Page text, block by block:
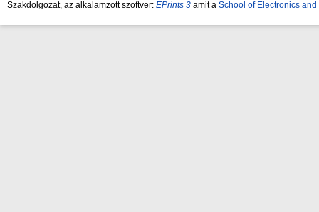
Szakdolgozat, az alkalamzott szoftver: EPrints 3 amit a School of Electronics